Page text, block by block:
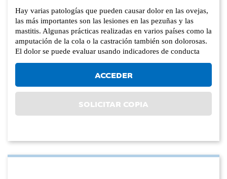
Hay varias patologías que pueden causar dolor en las ovejas,
las más importantes son las lesiones en las pezuñas y las
mastitis. Algunas prácticas realizadas en varios países como la
amputación de la cola o la castración también son dolorosas.
El dolor se puede evaluar usando indicadores de conducta
ACCEDER
SOLICITAR COPIA